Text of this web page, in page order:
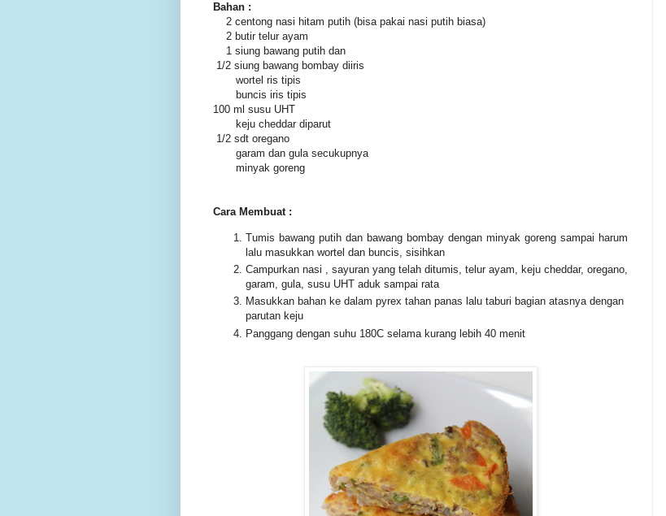
Bahan :
2 centong nasi hitam putih (bisa pakai nasi putih biasa)
2 butir telur ayam
1 siung bawang putih dan
1/2 siung bawang bombay diiris
wortel ris tipis
buncis iris tipis
100 ml susu UHT
keju cheddar diparut
1/2 sdt oregano
garam dan gula secukupnya
minyak goreng
Cara Membuat :
Tumis bawang putih dan bawang bombay dengan minyak goreng sampai harum
lalu masukkan wortel dan buncis, sisihkan
Campurkan nasi , sayuran yang telah ditumis, telur ayam, keju cheddar, oregano,
garam, gula, susu UHT aduk sampai rata
Masukkan bahan ke dalam pyrex tahan panas lalu taburi bagian atasnya dengan
parutan keju
Panggang dengan suhu 180C selama kurang lebih 40 menit